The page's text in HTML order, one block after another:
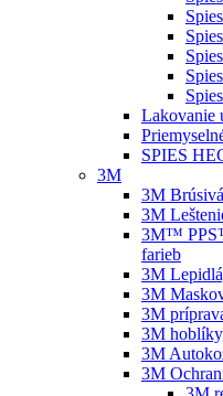
Lakovanie
SPIES
3M
3M Brúsivá
3M
3M™
farieb
3M
3M
3M
3M
3M
3M